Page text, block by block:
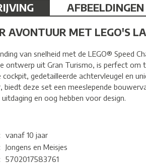
AFBEELDINGEN
AVONTUUR MET LEGO'S
van snelheid met de LEGO® Speed
ontwerp uit Gran Turismo, is perfect om
cockpit, gedetailleerde achtervleugel en
biedt deze set een meeslepende
en oog hebben voor design.
vanaf 10 jaar
Jongens en Meisjes
5702017583761